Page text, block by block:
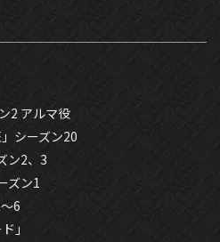
2 アルマ役
シーズン20
ン2、3
ズン1
6
」